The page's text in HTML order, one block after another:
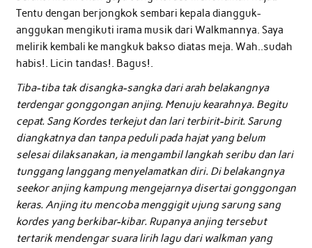
Tentu dengan berjongkok sembari kepala diangguk-
anggukan mengikuti irama musik dari Walkmannya. Saya
melirik kembali ke mangkuk bakso diatas meja. Wah..sudah
habis!. Licin tandas!. Bagus!.
Tiba-tiba tak disangka-sangka dari arah belakangnya
terdengar gonggongan anjing. Menuju kearahnya. Begitu
cepat. Sang Kordes terkejut dan lari terbirit-birit. Sarung
diangkatnya dan tanpa peduli pada hajat yang belum
selesai dilaksanakan, ia mengambil langkah seribu dan lari
tunggang langgang menyelamatkan diri. Di belakangnya
seekor anjing kampung mengejarnya disertai gonggongan
keras. Anjing itu mencoba menggigit ujung sarung sang
kordes yang berkibar-kibar. Rupanya anjing tersebut
tertarik mendengar suara lirih lagu dari walkman yang